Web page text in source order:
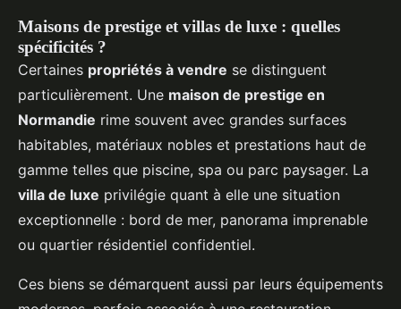
Maisons de prestige et villas de luxe : quelles
spécificités ?
Certaines propriétés à vendre se distinguent
particulièrement. Une maison de prestige en
Normandie rime souvent avec grandes surfaces
habitables, matériaux nobles et prestations haut de
gamme telles que piscine, spa ou parc paysager. La
villa de luxe privilégie quant à elle une situation
exceptionnelle : bord de mer, panorama imprenable
ou quartier résidentiel confidentiel.
Ces biens se démarquent aussi par leurs équipements